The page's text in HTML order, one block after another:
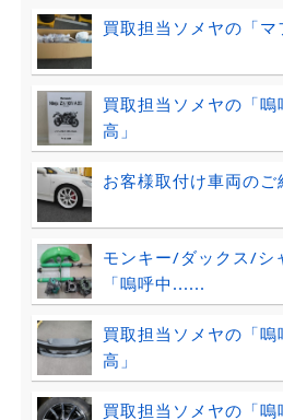
買取担当ソメヤの「マ
買取担当ソメヤの「
高」
お客様取付け車両の
モンキー/ダックス/シ
「嗚呼中......
買取担当ソメヤの「
高」
買取担当ソメヤの「